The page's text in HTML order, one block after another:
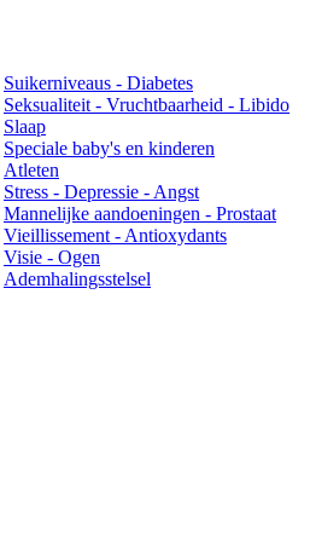
Suikerniveaus - Diabetes
Seksualiteit - Vruchtbaarheid - Libido
Slaap
Speciale baby's en kinderen
Atleten
Stress - Depressie - Angst
Mannelijke aandoeningen - Prostaat
Vieillissement - Antioxydants
Visie - Ogen
Ademhalingsstelsel